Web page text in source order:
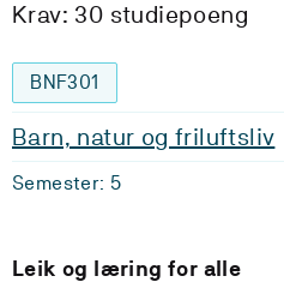
Krav: 30 studiepoeng
BNF301
Barn, natur og friluftsliv
Semester: 5
Leik og læring for alle